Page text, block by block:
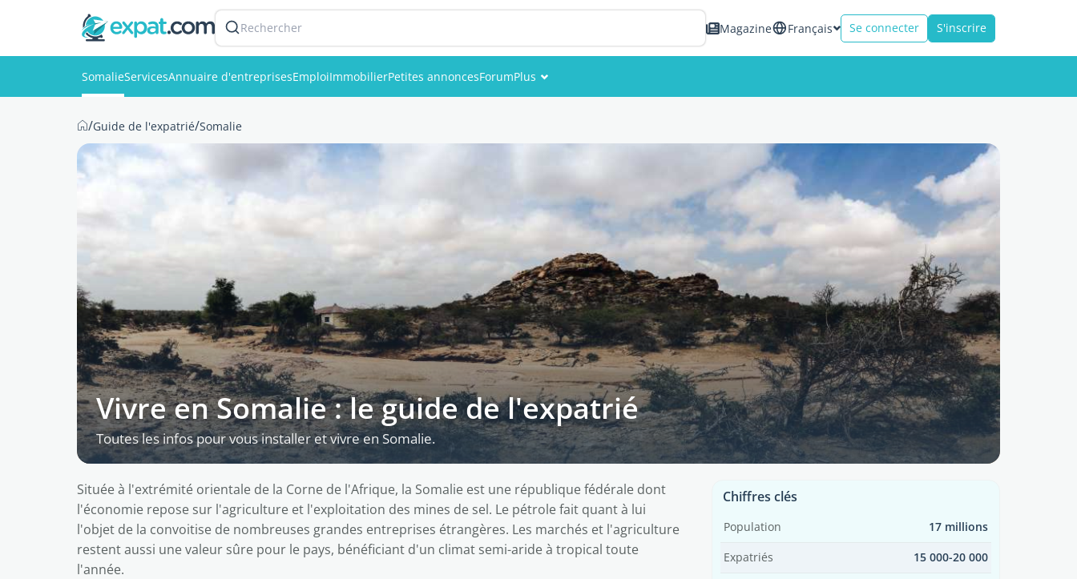
Rechercher Magazine Français Se connecter S'inscrire
SomalieServicesAnnuaire d'entreprisesEmploiImmobilierPetites annoncesForumPlus
Membres
/Guide de l'expatrié/Somalie
Vivre en Somalie : le guide de l'expatrié
Toutes les infos pour vous installer et vivre en Somalie.
Située à l'extrémité orientale de la Corne de l'Afrique, la Somalie est une république fédérale dont
l'économie repose sur l'agriculture et l'exploitation des mines de sel. Le pétrole fait quant à lui
l'objet de la convoitise de nombreuses grandes entreprises étrangères. Les marchés et l'agriculture
restent aussi une valeur sûre pour le pays, bénéficiant d'un climat semi-aride à tropical toute
l'année.
Chiffres clés
Population 17 millions
Expatriés 15 000-20 000